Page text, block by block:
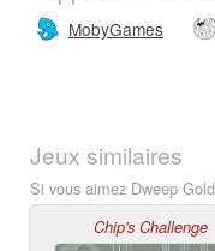
MobyGames
Jeux similaires
Si vous aimez Dweep
Chip's Challenge